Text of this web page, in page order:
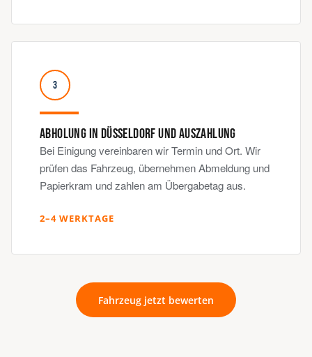
3
2–4 WERKTAGE
ABHOLUNG IN DÜSSELDORF UND AUSZAHLUNG
Bei Einigung vereinbaren wir Termin und Ort. Wir
prüfen das Fahrzeug, übernehmen Abmeldung und
Papierkram und zahlen am Übergabetag aus.
Fahrzeug jetzt bewerten